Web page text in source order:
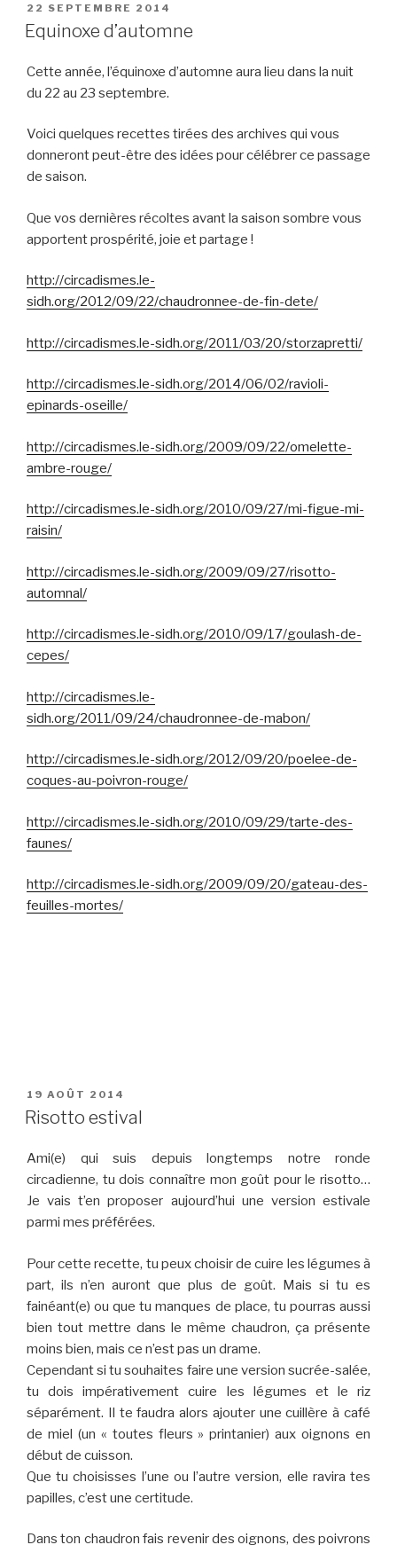
PUBLIÉ
LE
22 SEPTEMBRE 2014
Equinoxe d’automne
Cette année, l’équinoxe d’automne aura lieu dans la nuit
du 22 au 23 septembre.
Voici quelques recettes tirées des archives qui vous
donneront peut-être des idées pour célébrer ce passage
de saison.
Que vos dernières récoltes avant la saison sombre vous
apportent prospérité, joie et partage !
http://circadismes.le-
sidh.org/2012/09/22/chaudronnee-de-fin-dete/
http://circadismes.le-sidh.org/2011/03/20/storzapretti/
http://circadismes.le-sidh.org/2014/06/02/ravioli-
epinards-oseille/
http://circadismes.le-sidh.org/2009/09/22/omelette-
ambre-rouge/
http://circadismes.le-sidh.org/2010/09/27/mi-figue-mi-
raisin/
http://circadismes.le-sidh.org/2009/09/27/risotto-
automnal/
http://circadismes.le-sidh.org/2010/09/17/goulash-de-
cepes/
http://circadismes.le-
sidh.org/2011/09/24/chaudronnee-de-mabon/
http://circadismes.le-sidh.org/2012/09/20/poelee-de-
coques-au-poivron-rouge/
http://circadismes.le-sidh.org/2010/09/29/tarte-des-
faunes/
http://circadismes.le-sidh.org/2009/09/20/gateau-des-
feuilles-mortes/
PUBLIÉ
LE
19 AOÛT 2014
Risotto estival
Ami(e) qui suis depuis longtemps notre ronde
circadienne, tu dois connaître mon goût pour le risotto…
Je vais t’en proposer aujourd’hui une version estivale
parmi mes préférées.
Pour cette recette, tu peux choisir de cuire les légumes à
part, ils n’en auront que plus de goût. Mais si tu es
fainéant(e) ou que tu manques de place, tu pourras aussi
bien tout mettre dans le même chaudron, ça présente
moins bien, mais ce n’est pas un drame.
Cependant si tu souhaites faire une version sucrée-salée,
tu dois impérativement cuire les légumes et le riz
séparément. Il te faudra alors ajouter une cuillère à café
de miel (un « toutes fleurs » printanier) aux oignons en
début de cuisson.
Que tu choisisses l’une ou l’autre version, elle ravira tes
papilles, c’est une certitude.
Dans ton chaudron fais revenir des oignons, des poivrons